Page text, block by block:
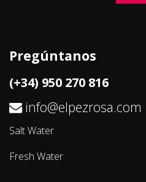
Pregúntanos
(+34) 950 270 816
info@elpezrosa.com
Salt Water
Fresh Water